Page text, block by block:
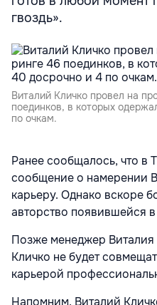
гвоздь».
Виталий Кличко провел на
поединков, в которых
по очкам.
Ранее сообщалось, что в
сообщение о намерении
карьеру. Однако вскоре
авторство появившейся
Позже менеджер Виталия
Кличко не будет
карьерой
Напомним, Виталий